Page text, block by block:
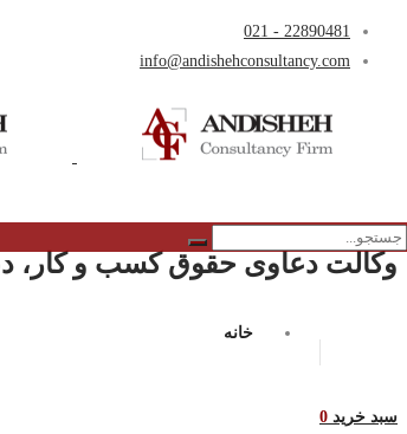
22890481 - 021
info@andishehconsultancy.com
وکالت دعاوی حقوق کسب و کار،
سبد خرید 0
خانه